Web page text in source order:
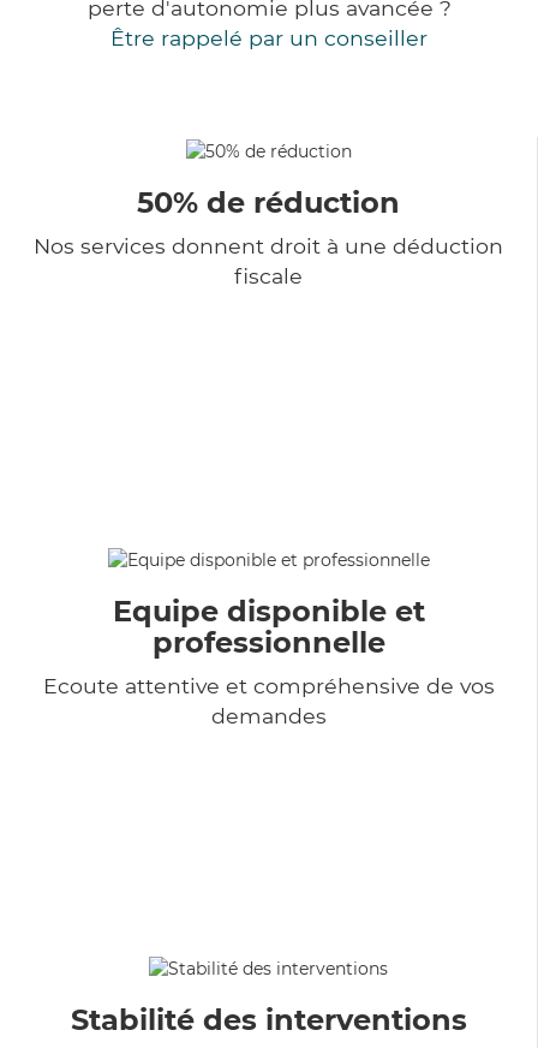
perte d'autonomie plus avancée ?
Être rappelé par un conseiller
50% de réduction
Nos services donnent droit à une déduction
fiscale
Equipe disponible et
professionnelle
Ecoute attentive et compréhensive de vos
demandes
Stabilité des interventions